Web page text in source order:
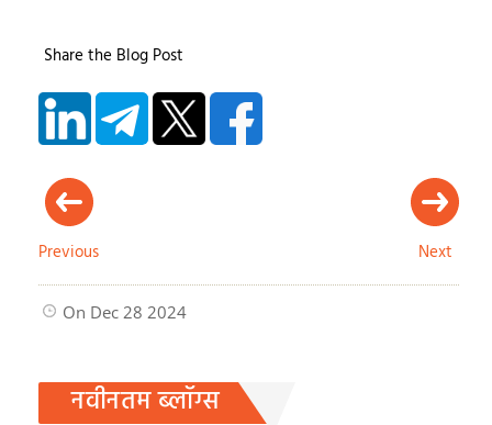
Share the Blog Post
Previous Next
On Dec 28 2024
नवीनतम ब्लॉग्स